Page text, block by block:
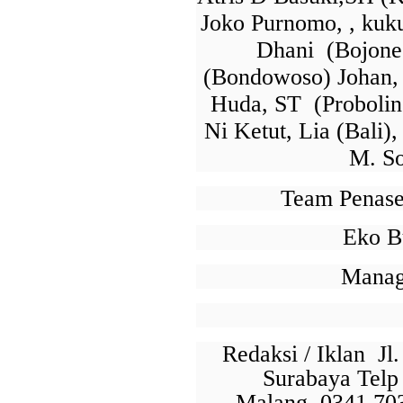
dukungan terhadap kegiatan Misi Dagang dan Investasi
digelar di Regal Hotel Hong Kong pada Kamis...
Joko Purnomo, ,
Dhani
(Bondowoso)
Huda, ST
Ni Ketut, Lia (Bali),
M.
Team
Eko
Redaksi / Iklan
Surabaya